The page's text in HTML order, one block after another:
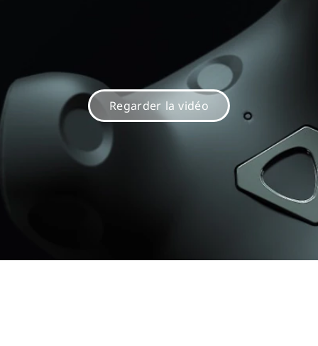
Regarder la vidéo